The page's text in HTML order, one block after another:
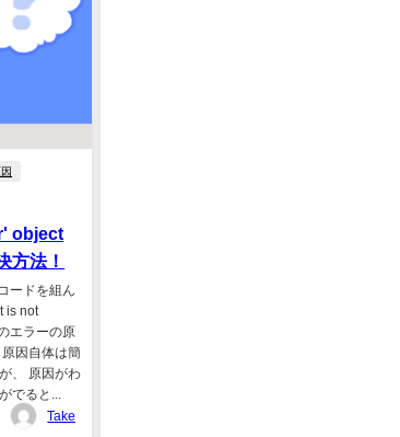
object
方法！
ードを組ん
is not
エラーの原
因自体は簡
、 原因がわ
でると...
Take